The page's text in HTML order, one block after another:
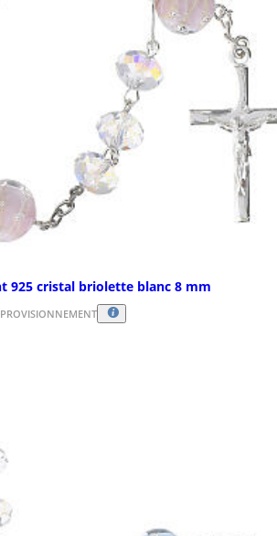
925 cristal briolette blanc 8 mm